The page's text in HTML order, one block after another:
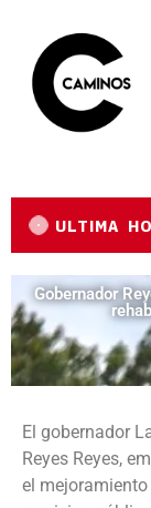
ULTIMA
REYES REYES
Gobernador
El gobernador
Reyes Reyes,
el